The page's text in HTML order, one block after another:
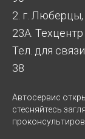
2. г. Люберцы,
23А. Техцентр
Тел. для
38
Автосервис
стесняйтесь